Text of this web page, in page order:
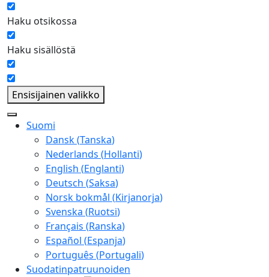
Haku otsikossa
Haku sisällöstä
Ensisijainen valikko
Suomi
Dansk(Tanska)
Nederlands (Hollanti)
English (Englanti)
Deutsch (Saksa)
Norsk bokmål (Kirjanorja)
Svenska (Ruotsi)
Français (Ranska)
Español (Espanja)
Português (Portugali)
Suodatinpatruunoiden